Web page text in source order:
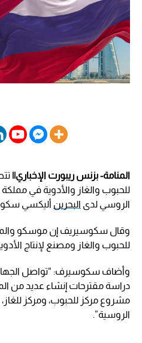
المنامة- بزنس ريبورت الإخباري||
للحبوب والغاز والأدوية في مملكة
الروسي لدى البحرين أليكسي
وقال سكوسيريف إن موسكو
للحبوب والغاز ومصنع لإنتاج
وأضاف سكوسيرف: “تواصل الجهات
دراسة مقترحات إنشاء عديد من
مشروع مركز للحبوب، ومركز للغاز،
الروسية”.